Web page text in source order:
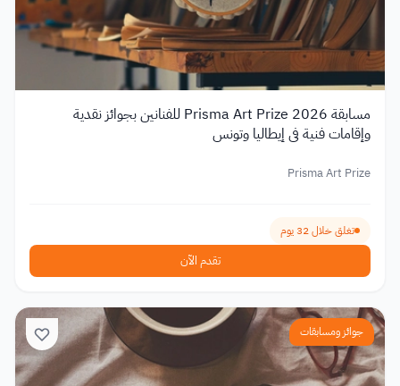
مسابقة Prisma Art Prize 2026 للفنانين بجوائز نقدية
وإقامات فنية في إيطاليا وتونس
Prisma Art Prize
تغلق خلال 32 يوم
تقدم الآن
جوائز ومسابقات